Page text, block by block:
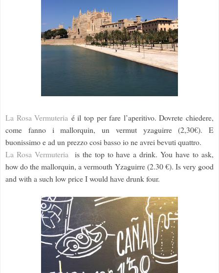
La Rosa Vermuteria é il top per fare l’aperitivo. Dovrete chiedere,
come fanno i mallorquin, un vermut yzaguirre (2,30€). E
buonissimo e ad un prezzo cosi basso io ne avrei bevuti quattro.
La Rosa Vermuteriais the top to have a drink. You have to ask,
how do the mallorquin, a vermouth Yzaguirre (2.30 €). Is very good
and with a such low price I would have drunk four.